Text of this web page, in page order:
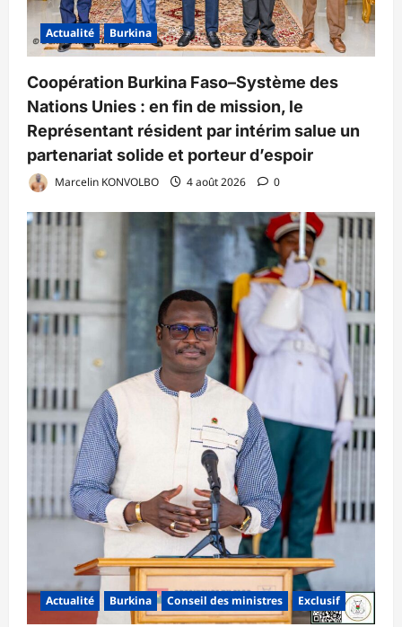
Actualité Burkina
Coopération Burkina Faso–Système des
Nations Unies : en fin de mission, le
Représentant résident par intérim salue un
partenariat solide et porteur d’espoir
Marcelin KONVOLBO 4 août 2026 0
Actualité Burkina Conseil des ministres Exclusif